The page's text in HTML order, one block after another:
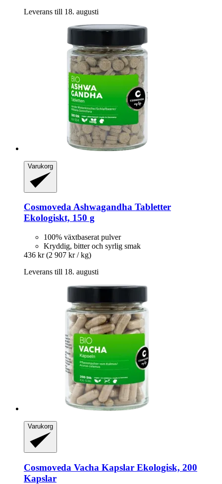
Leverans till 18. augusti
Varukorg
CosmovedaAshwagandha Tabletter
Ekologiskt, 150 g
100% växtbaserat pulver
Kryddig, bitter och syrlig smak
436 kr (2 907 kr / kg)
Leverans till 18. augusti
Varukorg
Cosmoveda Vacha Kapslar Ekologisk, 200
Kapslar